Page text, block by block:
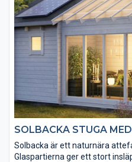
SOLBACKA STUGA
Solbacka är ett naturnära
Glaspartierna ger ett stort